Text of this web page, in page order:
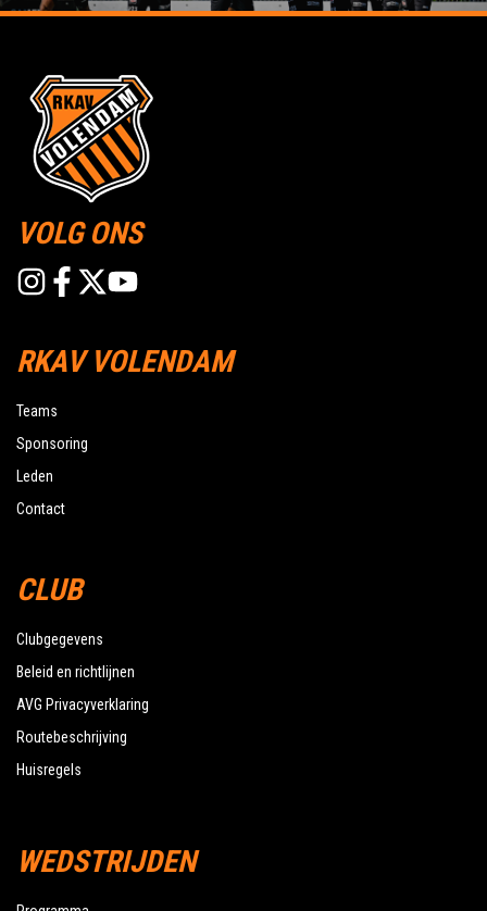
VOLG ONS
RKAV VOLENDAM
Teams
Sponsoring
Leden
Contact
CLUB
Clubgegevens
Beleid en richtlijnen
AVG Privacyverklaring
Routebeschrijving
Huisregels
WEDSTRIJDEN